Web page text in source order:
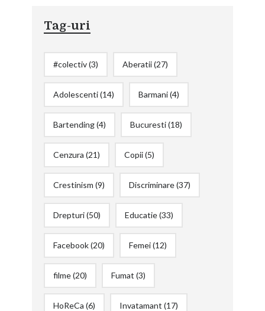
Tag-uri
#colectiv(3) Aberatii(27)
Adolescenti(14) Barmani(4)
Bartending(4) Bucuresti(18)
Cenzura (21) Copii(5)
Crestinism (9) Discriminare(37)
Drepturi(50) Educatie(33)
Facebook(20) Femei(12)
filme(20) Fumat (3)
HoReCa (6) Invatamant (17)